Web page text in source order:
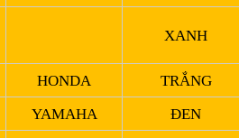
XANH
HONDA
TRẮNG
YAMAHA
ĐEN